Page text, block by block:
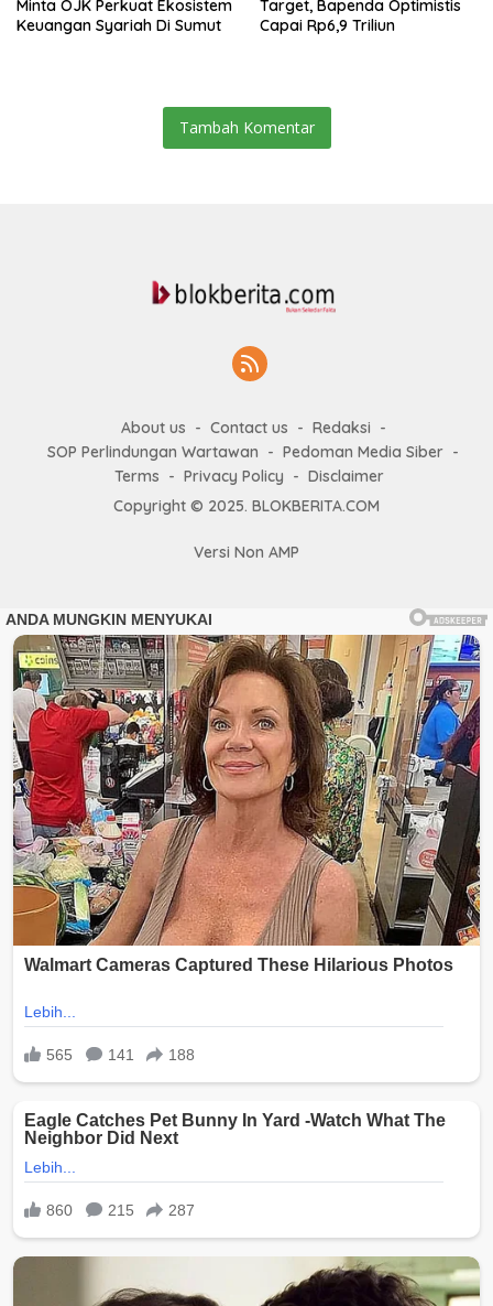
Minta OJK Perkuat Ekosistem
Keuangan Syariah Di Sumut
Target, Bapenda Optimistis
Capai Rp6,9 Triliun
Tambah Komentar
About us Contact us
Redaksi
SOP Perlindungan Wartawan
Pedoman Media Siber
Terms
Privacy Policy
Disclaimer
Copyright © 2025. BLOKBERITA.COM
Versi Non AMP